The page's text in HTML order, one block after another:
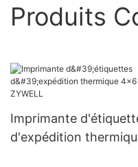
Produits
Imprimante
d'expédition